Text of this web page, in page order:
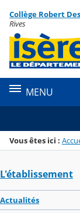
Menu de la
Contenu
Collège Robert
Rives
MENU
Vous êtes ici :
L'établissement
Actualités